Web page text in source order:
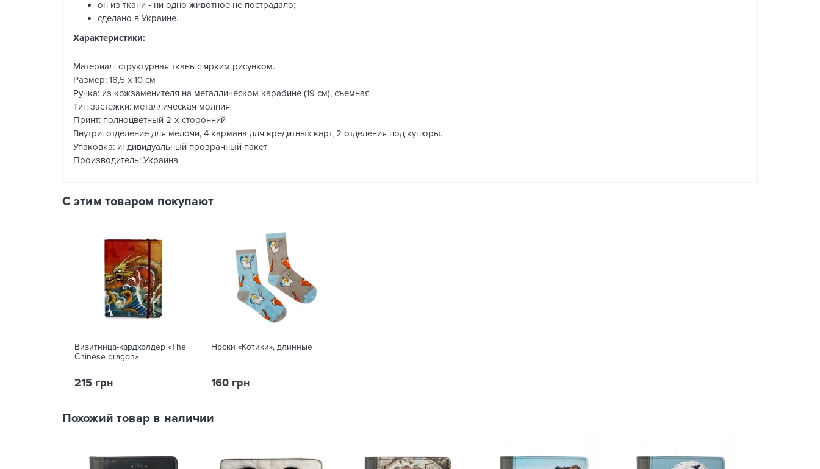
он из ткани - ни одно животное не пострадало;
сделано в Украине.
Характеристики:
Материал: структурная ткань с ярким рисунком.
Размер: 18,5 х 10 см
Ручка: из кожзаменителя на металлическом карабине (19 см), съемная
Тип застежки: металлическая молния
Принт: полноцветный 2-х-сторонний
Внутри: отделение для мелочи, 4 кармана для кредитных карт, 2 отделения под купюры.
Упаковка: индивидуальный прозрачный пакет
Производитель: Украина
С этим товаром покупают
Визитница-кардхолдер «The
Chinese dragon»
215 грн
Носки «Котики», длинные
160 грн
Похожий товар в наличии